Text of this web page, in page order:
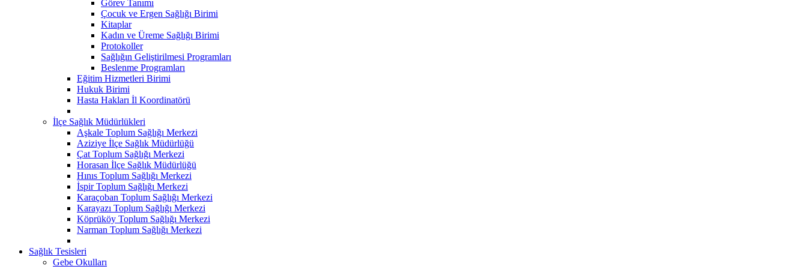
Görev Tanımı
Çocuk ve Ergen Sağlığı Birimi
Kitaplar
Kadın ve Üreme Sağlığı Birimi
Protokoller
Sağlığın Geliştirilmesi Programları
Beslenme Programları
Eğitim Hizmetleri Birimi
Hukuk Birimi
Hasta Hakları İl Koordinatörü
İlçe Sağlık Müdürlükleri
Aşkale Toplum Sağlığı Merkezi
Aziziye İlçe Sağlık Müdürlüğü
Çat Toplum Sağlığı Merkezi
Horasan İlçe Sağlık Müdürlüğü
Hınıs Toplum Sağlığı Merkezi
İspir Toplum Sağlığı Merkezi
Karaçoban Toplum Sağlığı Merkezi
Karayazı Toplum Sağlığı Merkezi
Köprüköy Toplum Sağlığı Merkezi
Narman Toplum Sağlığı Merkezi
Sağlık Tesisleri
Gebe Okulları